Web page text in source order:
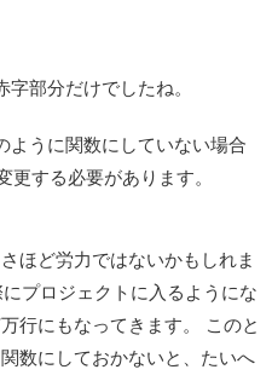
部分だけでしたね。
うに関数にしていない場合
更する必要があります。
ほど労力ではないかもしれま
プロジェクトに入るようにな
行にもなってきます。 このと
数にしておかないと、たいへ